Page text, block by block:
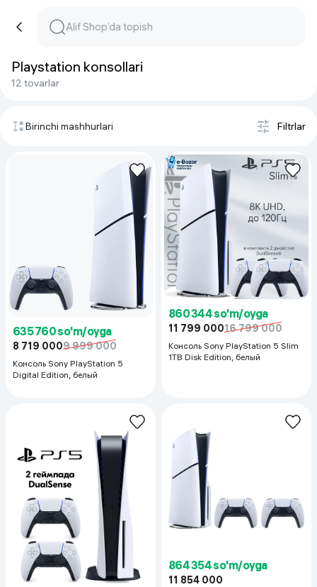
Playstation konsollari
12 tovarlar
Birinchi mashhurlari Filtrlar
635 760 so'm/oyga
8 719 0009 999 000
Консоль Sony PlayStation 5
Digital Edition, белый
860 344 so'm/oyga
11 799 00016 799 000
Консоль Sony PlayStation 5 Slim
1TB Disk Edition, белый
864 354 so'm/oyga
11 854 000